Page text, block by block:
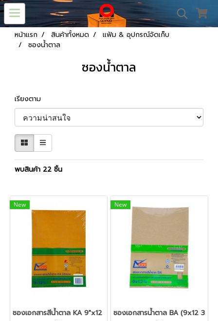
หน้าแรก สินค้าทั้งหมด
แฟ้ม & อุปกรณ์จัดเก็บ
ซองน้ำตาล
ซองน้ำตาล
เรียงตาม
พบสินค้า 22 ชิ้น
New
ซองเอกสารสีน้ำตาล KA 9"x12 3/4" (แพ็ค50ซอง) 555
New
ซองเอกสารน้ำตาล BA (9x12 3/4